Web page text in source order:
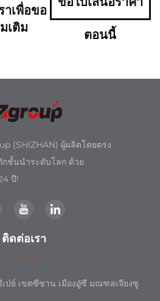
าเพื่อขอ
เติม
ตอนนี้
(SHIZHAN) ผู้ผลิตโดยตรง
กชั้นนำระดับโลก ด้วย
ปี!
ติดต่อเรา
ย์ เขตซีซาน เมืองอู๋ซี มณฑลเจียงซู